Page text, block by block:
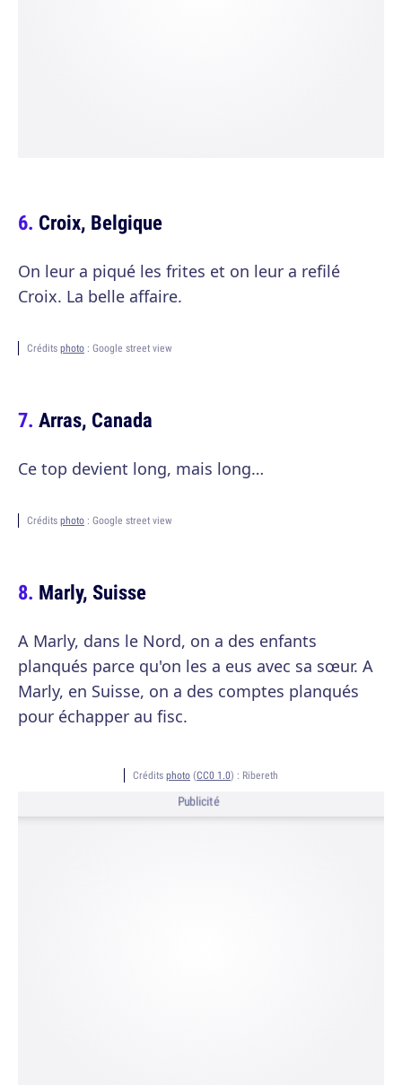
Croix, Belgique
On leur a piqué les frites et on leur a refilé
Croix. La belle affaire.
Crédits photo : Google street view
Arras, Canada
Ce top devient long, mais long…
Crédits photo : Google street view
Marly, Suisse
A Marly, dans le Nord, on a des enfants
planqués parce qu'on les a eus avec sa sœur. A
Marly, en Suisse, on a des comptes planqués
pour échapper au fisc.
Crédits photo (CC0 1.0) : Ribereth
Publicité